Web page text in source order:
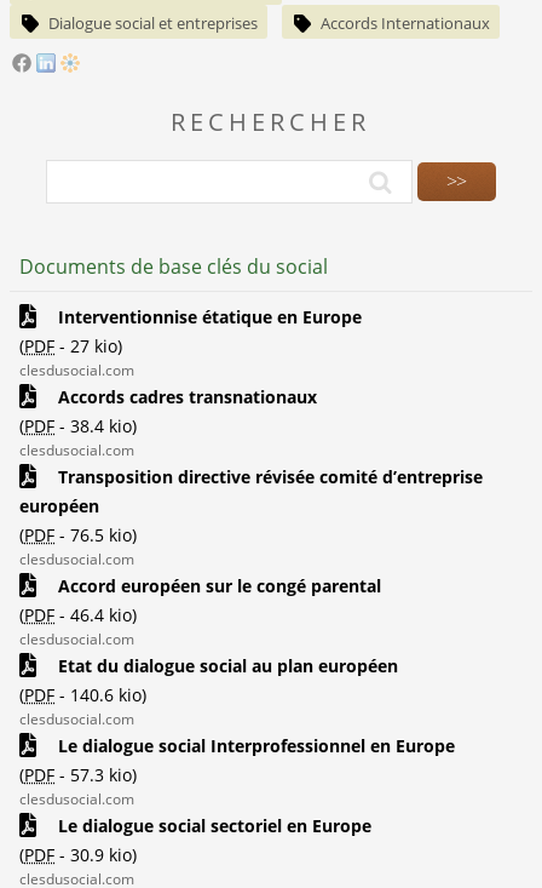
Dialogue social et entreprises
Accords Internationaux
RECHERCHER
Documents de base clés du social
Interventionnise étatique en Europe
(PDF - 27 kio)
clesdusocial.com
Accords cadres transnationaux
(PDF - 38.4 kio)
clesdusocial.com
Transposition directive révisée comité d’entreprise
européen
(PDF - 76.5 kio)
clesdusocial.com
Accord européen sur le congé parental
(PDF - 46.4 kio)
clesdusocial.com
Etat du dialogue social au plan européen
(PDF - 140.6 kio)
clesdusocial.com
Le dialogue social Interprofessionnel en Europe
(PDF - 57.3 kio)
clesdusocial.com
Le dialogue social sectoriel en Europe
(PDF - 30.9 kio)
clesdusocial.com